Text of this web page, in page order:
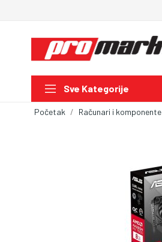
Sve Kategorije
Početak Računari i komponente